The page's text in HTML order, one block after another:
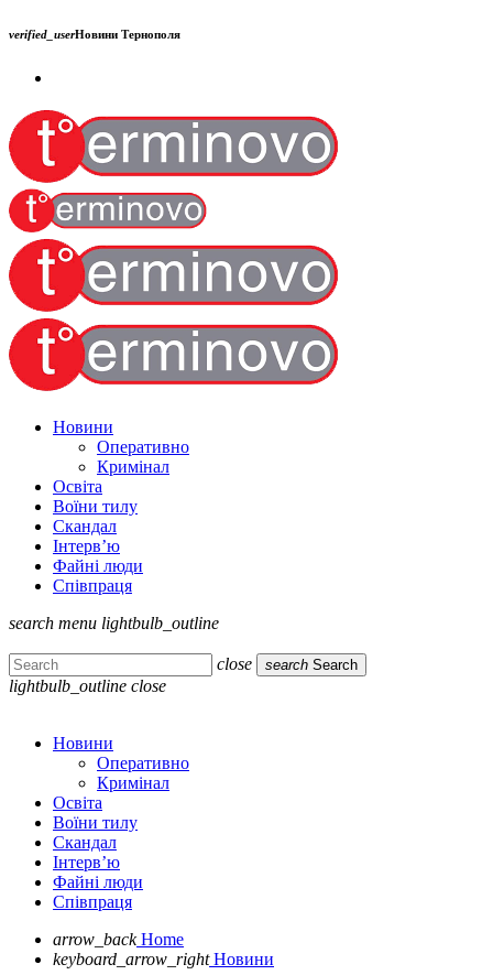
verified_userНовини Тернополя
Новини
Оперативно
Кримінал
Освіта
Воїни тилу
Скандал
Інтерв’ю
Файні люди
Співпраця
search menu lightbulb_outline
close search Search
lightbulb_outline close
Новини
Оперативно
Кримінал
Освіта
Воїни тилу
Скандал
Інтерв’ю
Файні люди
Співпраця
arrow_back Home
keyboard_arrow_right Новини